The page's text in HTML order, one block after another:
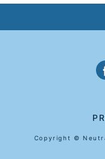
Copyright ©